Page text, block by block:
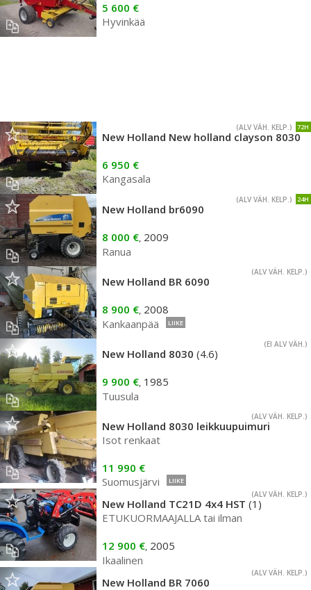
5 600 €
Hyvinkää
72H
(ALV VÄH. KELP.)
New Holland New holland clayson 8030
6 950 €
Kangasala
24H
(ALV VÄH. KELP.)
New Holland br6090
8 000 €, 2009
Ranua
(ALV VÄH. KELP.)
New Holland BR 6090
8 900 €, 2008
Kankaanpää
LIIKE
(EI ALV VÄH.)
New Holland 8030 (4.6)
9 900 €, 1985
Tuusula
(ALV VÄH. KELP.)
New Holland 8030 leikkuupuimuri
Isot renkaat
11 990 €
Suomusjärvi
LIIKE
(ALV VÄH. KELP.)
New Holland TC21D 4x4 HST (1)
ETUKUORMAAJALLA tai ilman
12 900 €, 2005
Ikaalinen
(ALV VÄH. KELP.)
New Holland BR 7060